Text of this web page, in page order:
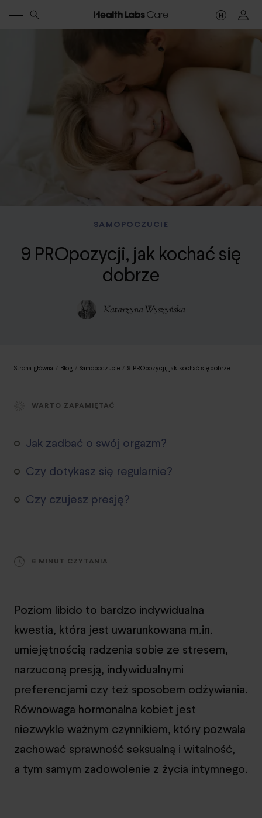
SAMOPOCZUCIE
9 PROpozycji, jak kochać się
dobrze
Katarzyna Wyszyńska
Strona główna / Blog / Samopoczucie / 9 PROpozycji, jak kochać się dobrze
WARTO ZAPAMIĘTAĆ
Jak zadbać o swój orgazm?
Czy dotykasz się regularnie?
Czy czujesz presję?
6 MINUT CZYTANIA
Poziom libido to bardzo indywidualna
kwestia, która jest uwarunkowana m.in.
umiejętnością radzenia sobie ze stresem,
narzuconą presją, indywidualnymi
preferencjami czy też sposobem odżywiania.
Równowaga hormonalna kobiet jest
niezwykle ważnym czynnikiem, który pozwala
zachować sprawność seksualną i witalność,
a tym samym zadowolenie z życia intymnego.